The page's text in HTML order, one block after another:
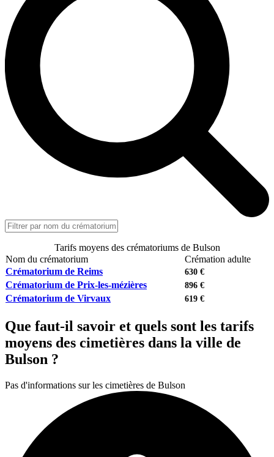
Tarifs moyens des crématoriums de Bulson
Nom du crématorium
Crémation adulte
Crématorium de Reims
630 €
Crématorium de Prix-les-mézières 896 €
Crématorium de Virvaux 619 €
Que faut-il savoir et quels sont les tarifs
moyens des cimetières dans la ville de
Bulson ?
Pas d'informations sur les cimetières de Bulson